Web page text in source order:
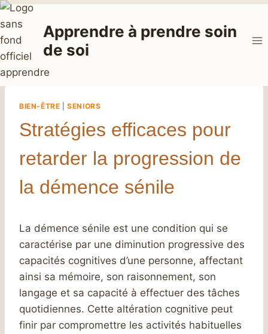
Aller
au
contenu
Apprendre à prendre soin
de soi
BIEN-ÊTRE |SENIORS
Stratégies efficaces pour
retarder la progression de
la démence sénile
La démence sénile est une condition qui se
caractérise par une diminution progressive des
capacités cognitives d’une personne, affectant
ainsi sa mémoire, son raisonnement, son
langage et sa capacité à effectuer des tâches
quotidiennes. Cette altération cognitive peut
finir par compromettre les activités habituelles